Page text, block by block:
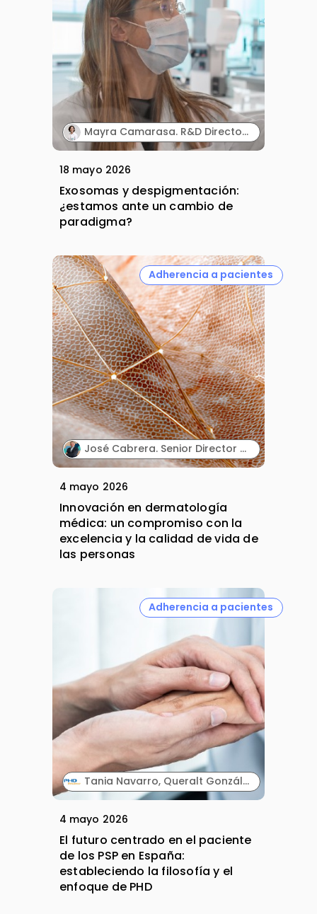
Mayra Camarasa. R&D Director. MartiDerm.
18 mayo 2026
Exosomas y despigmentación:
¿estamos ante un cambio de
paradigma?
Adherencia a pacientes
José Cabrera. Senior Director Medical Affairs. Almirall Iberia.
4 mayo 2026
Innovación en dermatología
médica: un compromiso con la
excelencia y la calidad de vida de
las personas
Adherencia a pacientes
Tania Navarro, Queralt González y Santiago Ros. PHD.
4 mayo 2026
El futuro centrado en el paciente
de los PSP en España:
estableciendo la filosofía y el
enfoque de PHD